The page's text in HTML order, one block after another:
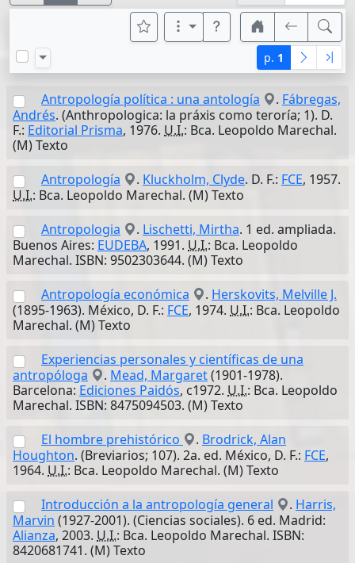
p. 1
Antropología política : una antología . Fábregas,
Andrés. (Anthropologica: la práxis como teroría; 1). D.
F.: Editorial Prisma, 1976. U.I.: Bca. Leopoldo Marechal.
(M) Texto
Antropología
. Kluckholm, Clyde. D. F.: FCE, 1957.
U.I.: Bca. Leopoldo Marechal. (M) Texto
Antropologia
. Lischetti, Mirtha. 1 ed. ampliada.
Buenos Aires: EUDEBA, 1991. U.I.: Bca. Leopoldo
Marechal. ISBN: 9502303644. (M) Texto
Antropología económica
. Herskovits, Melville J.
(1895-1963). México, D. F.: FCE, 1974. U.I.: Bca. Leopoldo
Marechal. (M) Texto
Experiencias personales y científicas de una
antropóloga
. Mead, Margaret(1901-1978).
Barcelona: Ediciones Paidós, c1972. U.I.: Bca. Leopoldo
Marechal. ISBN: 8475094503. (M) Texto
El hombre prehistórico
. Brodrick, Alan
Houghton. (Breviarios; 107). 2a. ed. México, D. F.: FCE,
1964. U.I.: Bca. Leopoldo Marechal. (M) Texto
Introducción a la antropología general
. Harris,
Marvin (1927-2001). (Ciencias sociales). 6 ed. Madrid:
Alianza, 2003. U.I.: Bca. Leopoldo Marechal. ISBN:
8420681741. (M) Texto